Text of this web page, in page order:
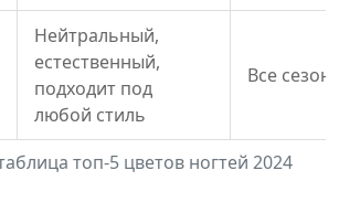
топ‑5 цветов ногтей 2024
Нейтральный,
естественный,
подходит под
любой стиль
Все